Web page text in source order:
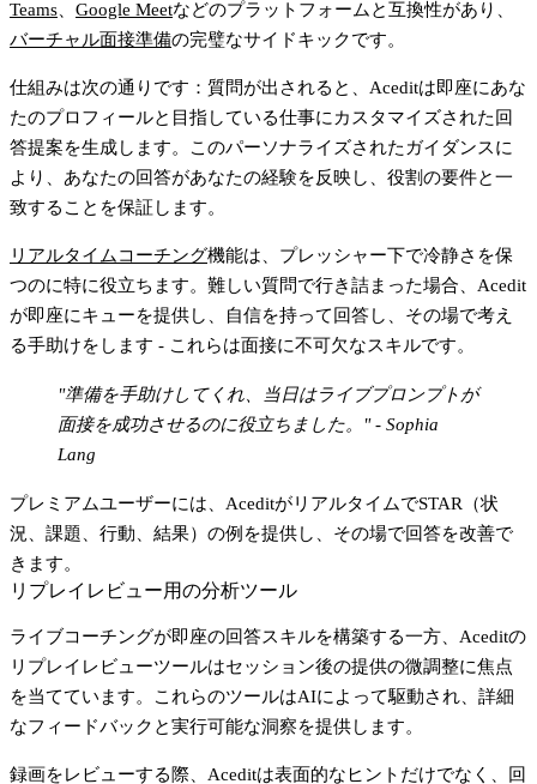
Teams Google Meetなどのプラットフォームと互換性があり、
バーチャル面接準備の完璧なサイドキックです。
仕組みは次の通りです：質問が出されると、Aceditは即座にあな
たのプロフィールと目指している仕事にカスタマイズされた回
答提案を生成します。このパーソナライズされたガイダンスに
より、あなたの回答があなたの経験を反映し、役割の要件と一
致することを保証します。
リアルタイムコーチング機能は、プレッシャー下で冷静さを保
つのに特に役立ちます。難しい質問で行き詰まった場合、Acedit
が即座にキューを提供し、自信を持って回答し、その場で考え
る手助けをします - これらは面接に不可欠なスキルです。
"準備を手助けしてくれ、当日はライブプロンプトが
面接を成功させるのに役立ちました。" - Sophia
Lang
プレミアムユーザーには、AceditがリアルタイムでSTAR（状
況、課題、行動、結果）の例を提供し、その場で回答を改善で
きます。
リプレイレビュー用の分析ツール
ライブコーチングが即座の回答スキルを構築する一方、Aceditの
リプレイレビューツールはセッション後の提供の微調整に焦点
を当てています。これらのツールはAIによって駆動され、詳細
なフィードバックと実行可能な洞察を提供します。
録画をレビューする際、Aceditは表面的なヒントだけでなく、回